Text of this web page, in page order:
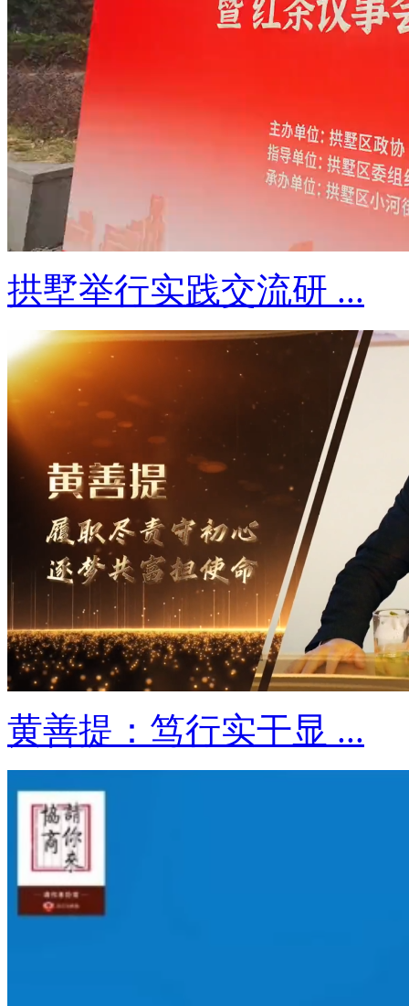
拱墅举行实践交流研 ...
黄善提：笃行实干显 ...